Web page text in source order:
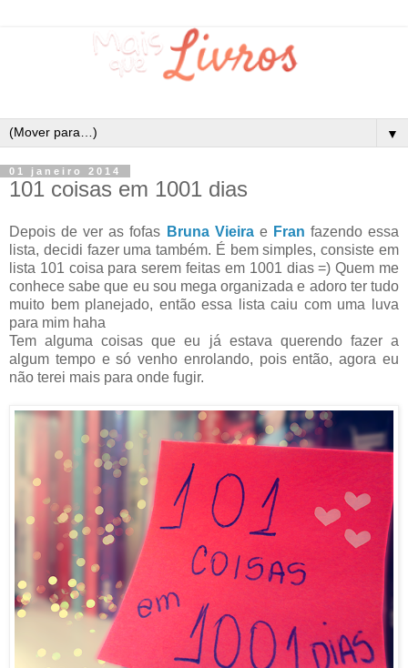
▼
01 janeiro 2014
101 coisas em 1001 dias
Depois de ver as fofas Bruna Vieirae Fran fazendo essa
lista, decidi fazer uma também. É bem simples, consiste em
lista 101 coisa para serem feitas em 1001 dias =) Quem me
conhece sabe que eu sou mega organizada e adoro ter tudo
muito bem planejado, então essa lista caiu com uma luva
para mim haha
Tem alguma coisas que eu já estava querendo fazer a
algum tempo e só venho enrolando, pois então, agora eu
não terei mais para onde fugir.